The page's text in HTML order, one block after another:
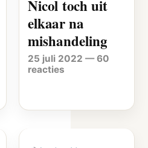
Nicol toch uit
elkaar na
mishandeling
25 juli 2022 —60
reacties